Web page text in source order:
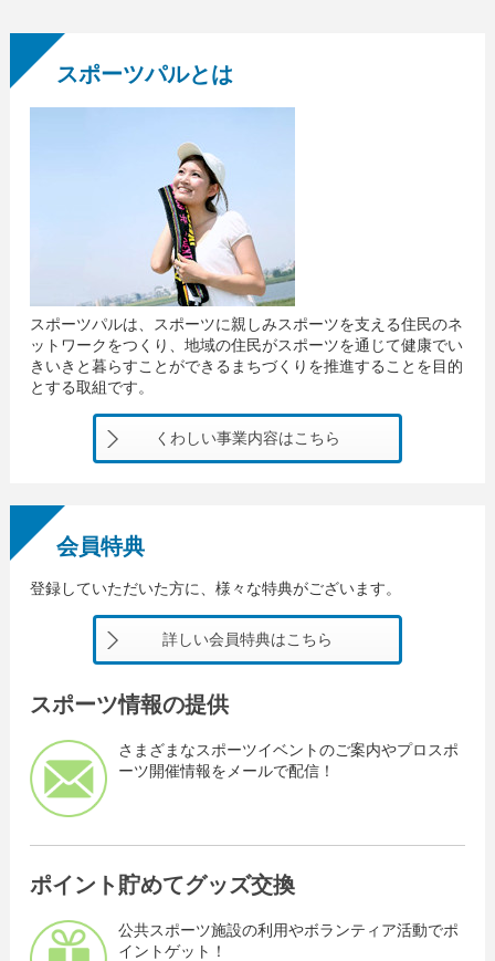
スポーツパルとは
スポーツパルは、スポーツに親しみスポーツを支える住民のネ
ットワークをつくり、地域の住民がスポーツを通じて健康でい
きいきと暮らすことができるまちづくりを推進することを目的
とする取組です。
くわしい事業内容はこちら
会員特典
登録していただいた方に、様々な特典がございます。
詳しい会員特典はこちら
スポーツ情報の提供
さまざまなスポーツイベントのご案内やプロスポ
ーツ開催情報をメールで配信！
ポイント貯めてグッズ交換
公共スポーツ施設の利用やボランティア活動でポ
イントゲット！